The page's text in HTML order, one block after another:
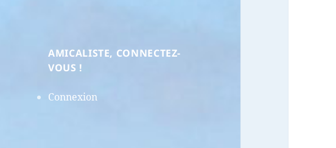
AMICALISTE, CONNECTEZ-
VOUS !
Connexion